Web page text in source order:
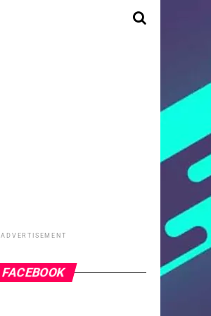
ADVERTISEMENT
FACEBOOK